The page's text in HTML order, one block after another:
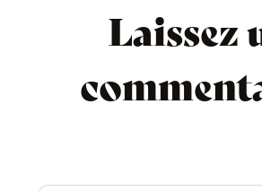
Laissez